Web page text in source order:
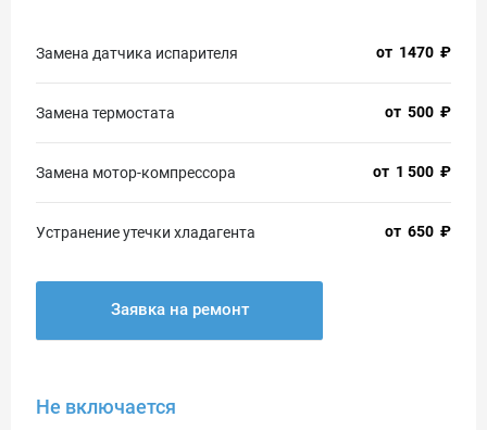
Замена датчика испарителя от 1470 ₽
Замена термостата от 500 ₽
Замена мотор-компрессора от 1 500 ₽
Устранение утечки хладагента от 650 ₽
Заявка на ремонт
Не включается